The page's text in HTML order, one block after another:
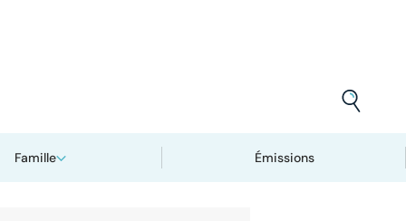
Famille Émissions